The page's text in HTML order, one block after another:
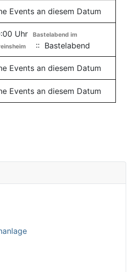
Events an diesem Datum
Uhr
Bastelabend im
:: Bastelabend
Events an diesem Datum
Events an diesem Datum